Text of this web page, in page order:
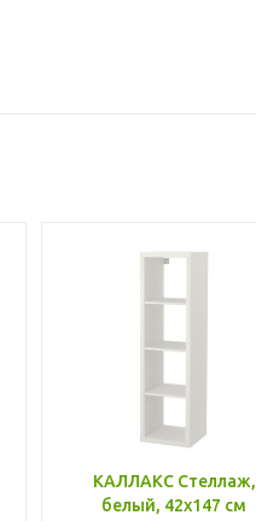
КАЛЛАКС Стеллаж,
белый, 42x147 см